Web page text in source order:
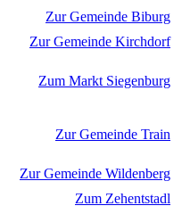
Zur Gemeinde Biburg
Zur Gemeinde Kirchdorf
Zum Markt Siegenburg
Zur Gemeinde Train
Zur Gemeinde Wildenberg
Zum Zehentstadl